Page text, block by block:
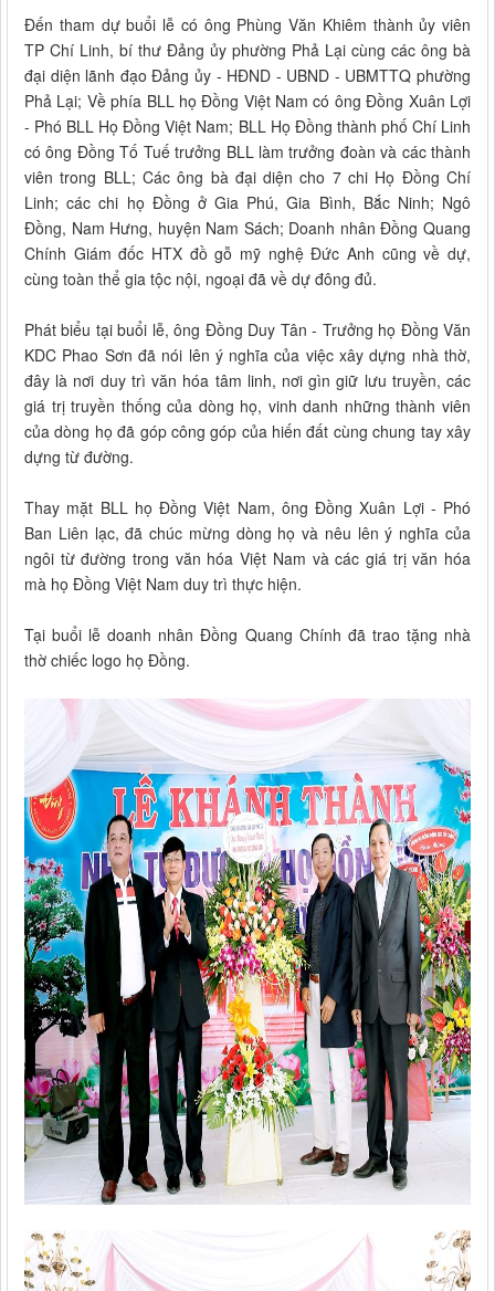
Đến tham dự buổi lễ có ông Phùng Văn Khiêm thành ủy viên
TP Chí Linh, bí thư Đảng ủy phường Phả Lại cùng các ông bà
đại diện lãnh đạo Đảng ủy - HĐND - UBND - UBMTTQ phường
Phả Lại; Về phía BLL họ Đồng Việt Nam có ông Đồng Xuân Lợi
- Phó BLL Họ Đồng Việt Nam; BLL Họ Đồng thành phố Chí Linh
có ông Đồng Tố Tuế trưởng BLL làm trưởng đoàn và các thành
viên trong BLL; Các ông bà đại diện cho 7 chi Họ Đồng Chí
Linh; các chi họ Đồng ở Gia Phú, Gia Bình, Bắc Ninh; Ngô
Đồng, Nam Hưng, huyện Nam Sách; Doanh nhân Đồng Quang
Chính Giám đốc HTX đồ gỗ mỹ nghệ Đức Anh cũng về dự,
cùng toàn thể gia tộc nội, ngoại đã về dự đông đủ.
Phát biểu tại buổi lễ, ông Đồng Duy Tân - Trưởng họ Đồng Văn
KDC Phao Sơn đã nói lên ý nghĩa của việc xây dựng nhà thờ,
đây là nơi duy trì văn hóa tâm linh, nơi gìn giữ lưu truyền, các
giá trị truyền thống của dòng họ, vinh danh những thành viên
của dòng họ đã góp công góp của hiến đất cùng chung tay xây
dựng từ đường.
Thay mặt BLL họ Đồng Việt Nam, ông Đồng Xuân Lợi - Phó
Ban Liên lạc, đã chúc mừng dòng họ và nêu lên ý nghĩa của
ngôi từ đường trong văn hóa Việt Nam và các giá trị văn hóa
mà họ Đồng Việt Nam duy trì thực hiện.
Tại buổi lễ doanh nhân Đồng Quang Chính đã trao tặng nhà
thờ chiếc logo họ Đồng.